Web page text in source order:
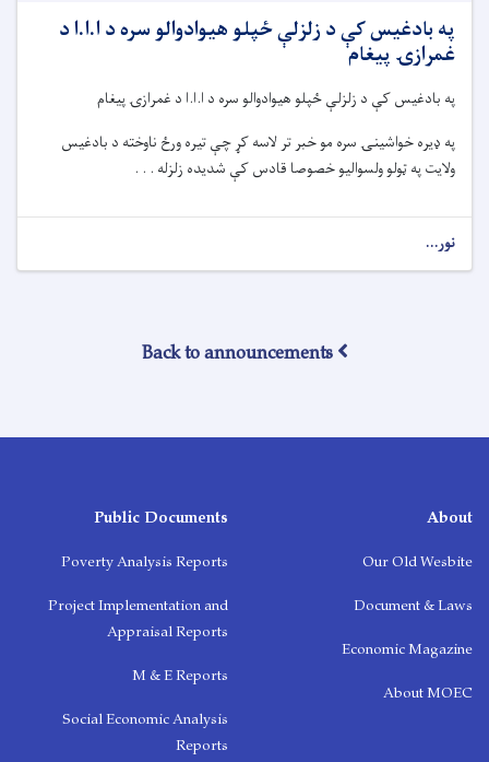
په بادغیس کې د زلزلې ځپلو هیوادوالو سره د ا.ا.ا د
غمرازۍ پيغام
په بادغیس کې د زلزلې ځپلو هیوادوالو سره د ا.ا.ا د غمرازۍ پيغام
په ډیره خواشینۍ سره مو خبر تر لاسه کړ چې تیره ورځ ناوخته د بادغیس
ولایت په ټولو ولسوالیو خصوصا قادس کې شدیده زلزله . . .
نور...
Back to announcements
About
Our Old Wesbite
Document & Laws
Economic Magazine
About MOEC
Public Documents
Poverty Analysis Reports
Project Implementation and
Appraisal Reports
M & E Reports
Social Economic Analysis
Reports